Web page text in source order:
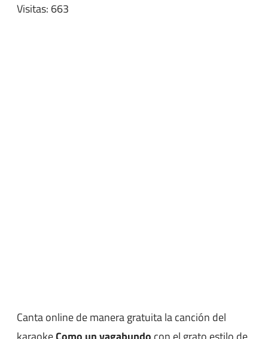
Visitas: 663
Canta online de manera gratuita la canción del